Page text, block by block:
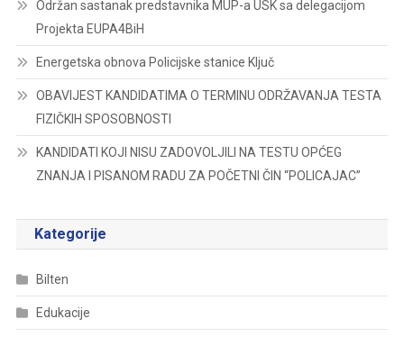
Održan sastanak predstavnika MUP-a USK sa delegacijom
Projekta EUPA4BiH
Energetska obnova Policijske stanice Ključ
OBAVIJEST KANDIDATIMA O TERMINU ODRŽAVANJA TESTA
FIZIČKIH SPOSOBNOSTI
KANDIDATI KOJI NISU ZADOVOLJILI NA TESTU OPĆEG
ZNANJA I PISANOM RADU ZA POČETNI ČIN “POLICAJAC”
Kategorije
Bilten
Edukacije